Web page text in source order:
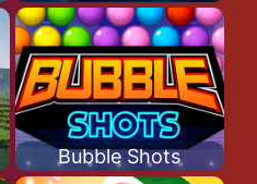
Bubble Shots